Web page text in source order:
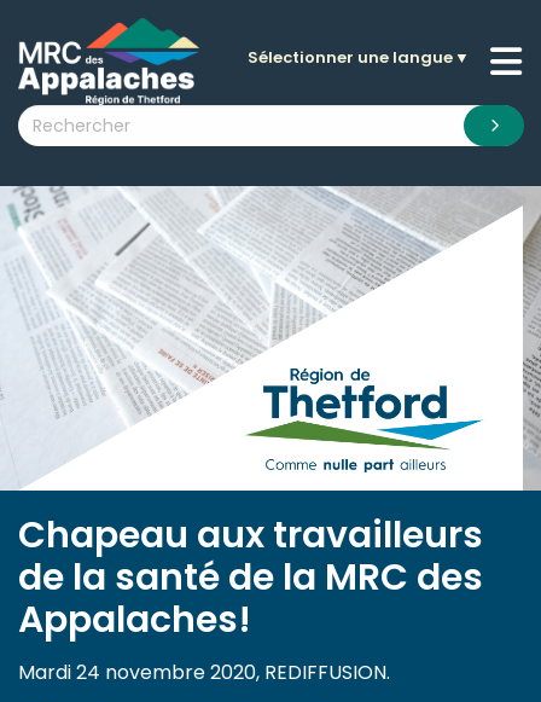
submenu (La MRC )
submenu (Citoyens )
submenu (Visiteurs )
submenu (Nouvelles )
submenu (Documentation )
Sélectionner une langue▼
Chapeau aux travailleurs
de la santé de la MRC des
Appalaches!
Mardi 24 novembre 2020, REDIFFUSION.